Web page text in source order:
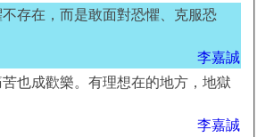
存在，而是敢面對恐懼、克服恐
李嘉誠
也成歡樂。有理想在的地方，地獄
李嘉誠